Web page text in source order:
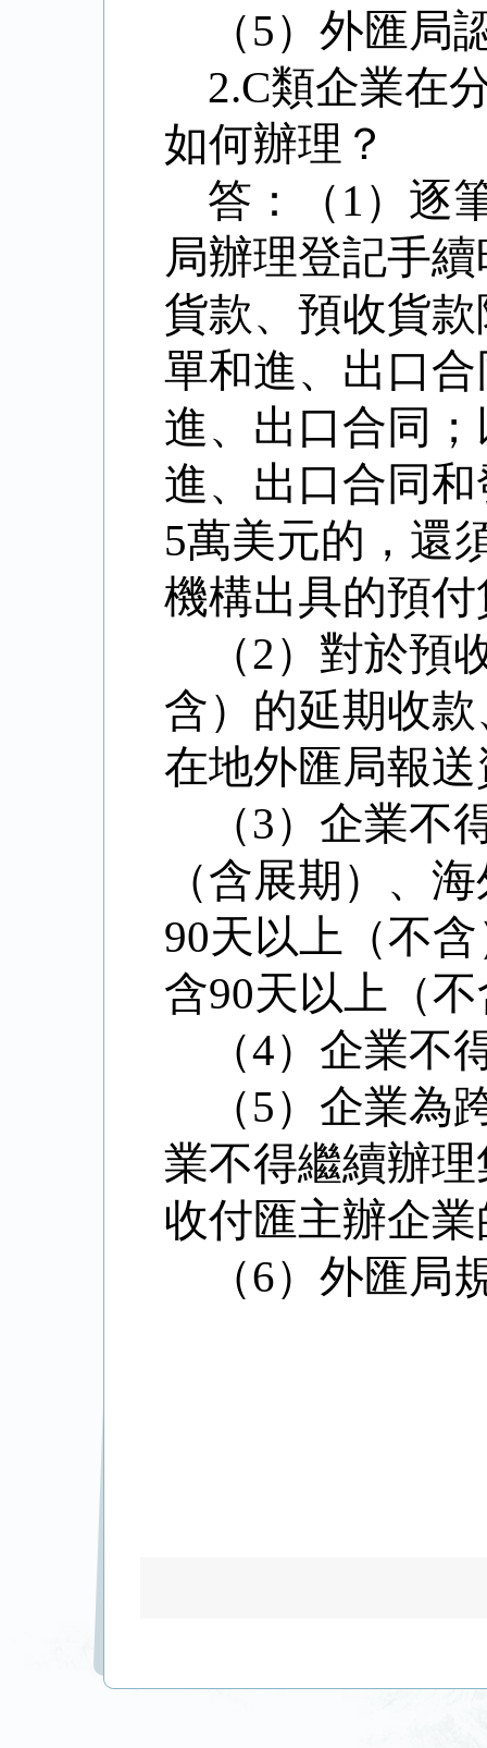
（5）外匯局
2.C類企業在
如何辦理？
答：（1）逐
局辦理登記手
貨款、預收貨
單和進、出口
進、出口合同
進、出口合同
5萬美元的，還
機構出具的預
（2）對於預
含）的延期收
在地外匯局報
（3）企業不
（含展期）、
90天以上（不
含90天以上（
（4）企業不
（5）企業為
業不得繼續辦
收付匯主辦企
（6）外匯局